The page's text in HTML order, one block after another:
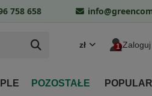
zł
POZOSTAŁE
758 658